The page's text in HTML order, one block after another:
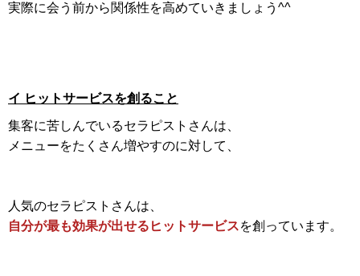
実際に会う前から関係性を高めていきましょう^^
イ ヒットサービスを創ること
集客に苦しんでいるセラピストさんは、
メニューをたくさん増やすのに対して、
人気のセラピストさんは、
自分が最も効果が出せるヒットサービスを創っています。